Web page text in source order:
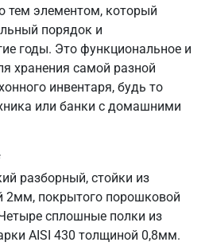
тем элементом, который
порядок и
годы. Это функциональное и
хранения самой разной
инвентаря, будь то
или банки с домашними
разборный, стойки из
2мм, покрытого порошковой
сплошные полки из
AISI 430 толщиной 0,8мм.